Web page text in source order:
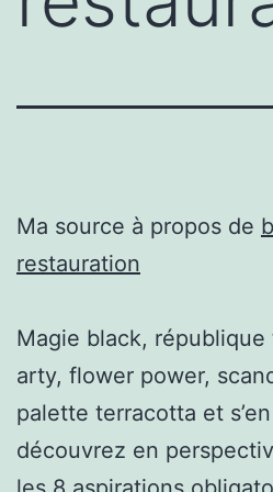
Ma source à propos de
restauration
Magie black,
arty, flower power,
palette terracotta et
découvrez en